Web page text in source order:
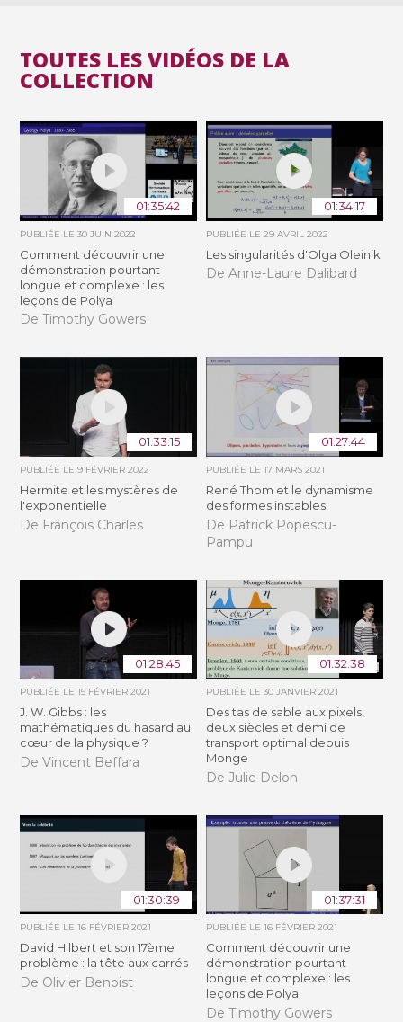
TOUTES LES VIDÉOS DE LA
COLLECTION
01:35:42
PUBLIÉE LE30 JUIN 2022
Comment découvrir une
démonstration pourtant
longue et complexe : les
leçons de Polya
De Timothy Gowers
01:34:17
PUBLIÉE LE 29 AVRIL 2022
Les singularités d'Olga Oleinik
De Anne-Laure Dalibard
01:33:15
PUBLIÉE LE9 FÉVRIER 2022
Hermite et les mystères de
l'exponentielle
De François Charles
01:27:44
PUBLIÉE LE 17 MARS 2021
René Thom et le dynamisme
des formes instables
De Patrick Popescu-
Pampu
01:28:45
PUBLIÉE LE15 FÉVRIER 2021
J. W. Gibbs : les
mathématiques du hasard au
cœur de la physique ?
De Vincent Beffara
01:32:38
PUBLIÉE LE 30 JANVIER 2021
Des tas de sable aux pixels,
deux siècles et demi de
transport optimal depuis
Monge
De Julie Delon
01:30:39
PUBLIÉE LE16 FÉVRIER 2021
David Hilbert et son 17ème
problème : la tête aux carrés
De Olivier Benoist
01:37:31
PUBLIÉE LE 16 FÉVRIER 2021
Comment découvrir une
démonstration pourtant
longue et complexe : les
leçons de Polya
De Timothy Gowers